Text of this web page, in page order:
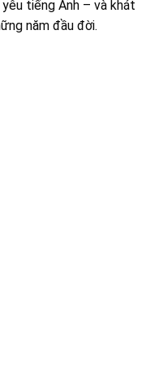
tiếng Anh – và khát
năm đầu đời.